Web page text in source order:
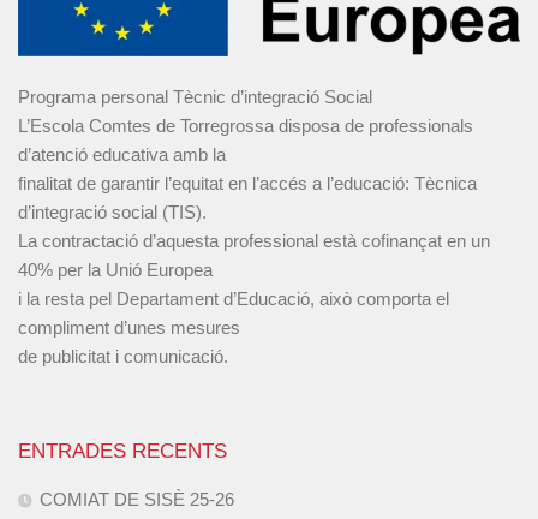
Programa personal Tècnic d’integració Social
L’Escola Comtes de Torregrossa disposa de professionals
d’atenció educativa amb la
finalitat de garantir l’equitat en l’accés a l’educació: Tècnica
d’integració social (TIS).
La contractació d’aquesta professional està cofinançat en un
40% per la Unió Europea
i la resta pel Departament d’Educació, això comporta el
compliment d’unes mesures
de publicitat i comunicació.
ENTRADES RECENTS
COMIAT DE SISÈ 25-26